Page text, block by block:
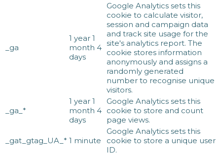
_ga
1 year 1
month 4
days
Google Analytics sets this
cookie to calculate visitor,
session and campaign data
and track site usage for the
site's analytics report. The
cookie stores information
anonymously and assigns a
randomly generated
number to recognise unique
visitors.
_ga_*
1 year 1
month 4
days
Google Analytics sets this
cookie to store and count
page views.
_gat_gtag_UA_* 1 minute
Google Analytics sets this
cookie to store a unique user
ID.